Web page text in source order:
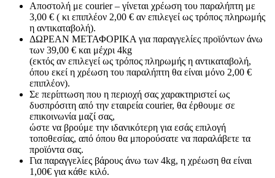
Αποστολή με courier – γίνεται χρέωση του παραλήπτη με
3,00 € ( κι επιπλέον 2,00 € αν επιλεγεί ως τρόπος πληρωμής
η αντικαταβολή).
ΔΩΡΕΑΝ ΜΕΤΑΦΟΡΙΚΑ για παραγγελίες προϊόντων άνω
των 39,00 € και μέχρι 4kg
(εκτός αν επιλεγεί ως τρόπος πληρωμής η αντικαταβολή,
όπου εκεί η χρέωση του παραλήπτη θα είναι μόνο 2,00 €
επιπλέον).
Σε περίπτωση που η περιοχή σας χαρακτηριστεί ως
δυσπρόσιτη από την εταιρεία courier, θα έρθουμε σε
επικοινωνία μαζί σας,
ώστε να βρούμε την ιδανικότερη για εσάς επιλογή
τοποθεσίας, από όπου θα μπορούσατε να παραλάβετε τα
προϊόντα σας.
Για παραγγελίες βάρους άνω των 4kg, η χρέωση θα είναι
1,00€ για κάθε κιλό.